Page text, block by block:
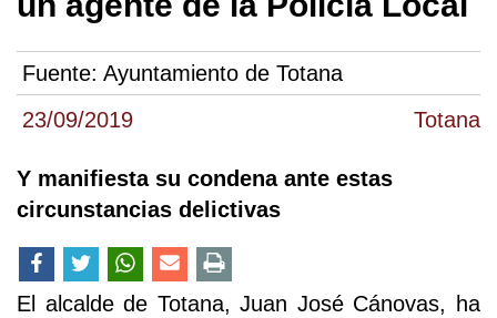
23/09/2019 Totana
Fuente: Ayuntamiento de Totana
Y manifiesta su condena ante estas
circunstancias delictivas
El alcalde de Totana, Juan José Cánovas, ha